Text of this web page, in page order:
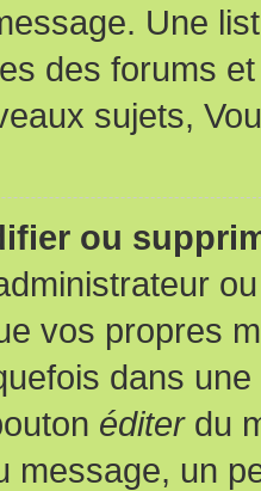
Une
des forums
sujets,
ou
vos propres
dans
éditerdu
message, un